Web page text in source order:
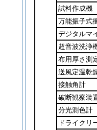
試料作成機
万能振子式
デジタルマ
超音波洗浄
布用厚さ測
送風定温乾
接触角計
破断観察装
分光測色計
ドライクリ